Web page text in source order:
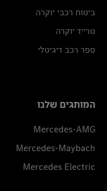
ביטוח רכבי יוקרה
טרייד יוקרה
ספר רכב דיגיטלי
המותגים שלנו
Mercedes-AMG
Mercedes-Maybach
Mercedes Electric